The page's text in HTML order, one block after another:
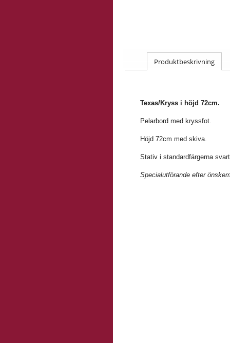
Produktbeskrivning
Texas/Kryss i höjd 72cm.
Pelarbord med kryssfot.
Höjd 72cm med skiva.
Stativ i standardfärgerna
Specialutförande efter